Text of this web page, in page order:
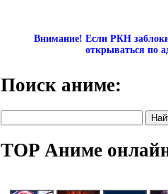
Внимание! Если РКН
открываться по
Поиск аниме:
TOP Аниме